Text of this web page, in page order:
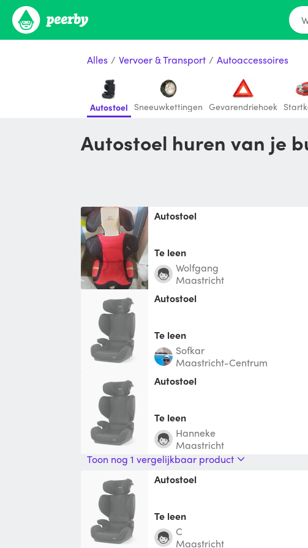
Alles / Vervoer & Transport / Autoaccessoires
Autostoel Sneeuwkettingen Gevarendriehoek
Autostoel huren van je
Autostoel
Te leen
Wolfgang
Maastricht
Autostoel
Te leen
Sofkar
Maastricht-Centrum
autostoel
Te leen
hanneke
Maastricht
Toon nog 1 vergelijkbaar product
Autostoel
Te leen
C
Maastricht